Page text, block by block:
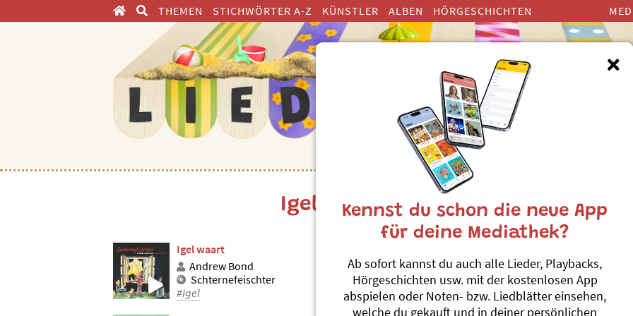
THEMEN STICHWÖRTER A-Z KÜNSTLER ALBEN
HÖRGESCHICHTEN
ENTDECKEN
Igel - pro natura Tier des Jahres
Igel waart
Andrew Bond
Schternefeischter
#Igel
Eva und Katrin
Hoppelihopp
#Igel
Kennst du schon die neue App
für deine Mediathek?
Ab sofort kannst du auch alle Lieder, Playbacks,
Hörgeschichten usw. mit der kostenlosen App
abspielen oder Noten- bzw. Liedblätter einsehen,
welche du gekauft und in deiner persönlichen